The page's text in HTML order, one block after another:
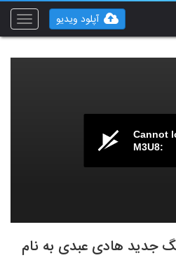
Toggle
آپلود ویدیو
Cannot
M3U8:
جدید هادی عبدی به نام